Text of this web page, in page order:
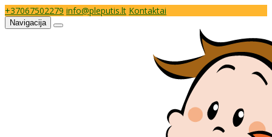
+37067502279 info@pleputis.lt Kontaktai
Navigacija